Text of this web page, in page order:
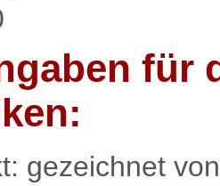
für
gezeichnet